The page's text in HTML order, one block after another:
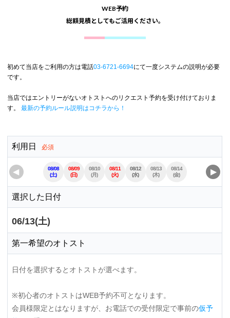
WEB予約
総額見積としてもご活用ください。
初めて当店をご利用の方は電話03-6721-6694にて一度システムの説明が必要
です。
当店ではエントリーがないオトストへのリクエスト予約を受け付けておりま
す。
最新の予約ルール説明はコチラから！
利用日 必須
◀
08/08
(土)
08/09
(日)
08/10
(月)
08/11
(火)
08/12
(水)
08/13
(木)
08/14
(金)
08/16
(日)
▶
選択した日付
06/13(土)
第一希望のオトスト
日付を選択するとオトストが選べます。
※初心者のオトストはWEB予約不可となります。
会員様限定とはなりますが、お電話での受付限定で事前の仮予